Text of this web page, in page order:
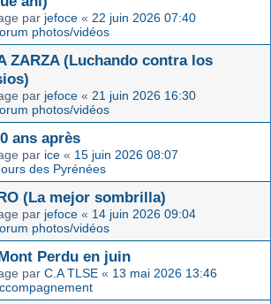
par jefoce « 22 juin 2026 07:40
photos/vidéos
ZARZA (Luchando contra los
par jefoce « 21 juin 2026 16:30
photos/vidéos
ans après
par ice « 15 juin 2026 08:07
des Pyrénées
(La mejor sombrilla)
par jefoce « 14 juin 2026 09:04
photos/vidéos
Perdu en juin
par C.A TLSE « 13 mai 2026 13:46